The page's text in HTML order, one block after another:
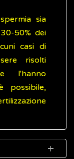
sia
50% dei
casi di
risolti
l'hanno
possibile,